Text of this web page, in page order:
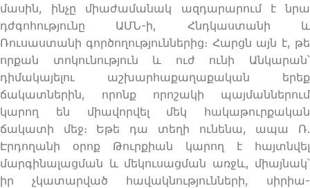
մասին, ինչը միաժամանակ ազդարարում է նրա
դժգոհությունը ԱՄՆ-ի, Հնդկաստանի և
Ռուսաստանի գործողություններից։ Հարցն այն է, թե
որքան տոկունություն և ուժ ունի Անկարան՝
դիմակայելու աշխարհաքաղաքական երեք
ճակատներին, որոնք որոշակի պայմաններում
կարող են միավորվել մեկ հակաթուրքական
ճակատի մեջ։ Եթե ​​դա տեղի ունենա, ապա Ռ.
Էրդողանի օրոք Թուրքիան կարող է հայտնվել
մարգինալացման և մեկուսացման առջև, միայնակ՝
իր չկատարված հավակնությունների, սիրիա-